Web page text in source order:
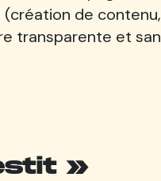
de
transparente et
»